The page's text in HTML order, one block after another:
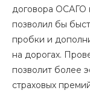
договора ОСАГО
позволил бы
пробки и
на дорогах.
позволит более
страховых